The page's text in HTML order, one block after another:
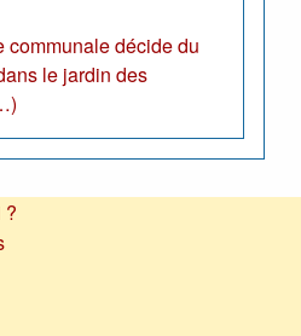
communale décide du
le jardin des
?